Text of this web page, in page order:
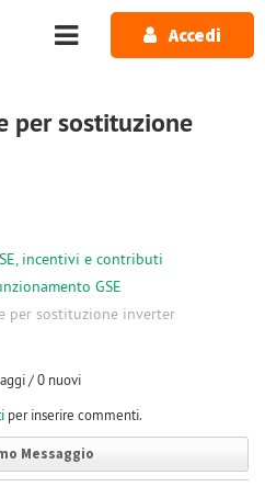
Accedi
per sostituzione
incentivi e contributi
GSE
per sostituzione inverter
/ 0 nuovi
per inserire commenti.
Messaggio